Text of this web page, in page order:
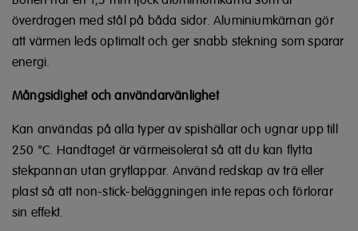
överdragen med stål på båda sidor. Aluminiumkärnan gör
att värmen leds optimalt och ger snabb stekning som sparar
energi.
Mångsidighet och användarvänlighet
Kan användas på alla typer av spishällar och ugnar upp till
250 °C. Handtaget är värmeisolerat så att du kan flytta
stekpannan utan grytlappar. Använd redskap av trä eller
plast så att non-stick-beläggningen inte repas och förlorar
sin effekt.